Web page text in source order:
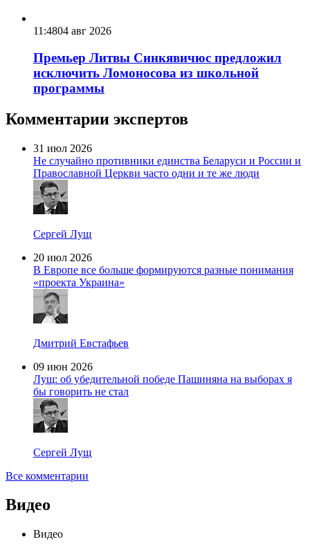
11:4804 авг 2026
Премьер Литвы Синкявичюс предложил
исключить Ломоносова из школьной
программы
Комментарии экспертов
31 июл 2026
Не случайно противники единства Беларуси и России и
Православной Церкви часто одни и те же люди
Сергей Лущ
20 июл 2026
В Европе все больше формируются разные понимания
«проекта Украина»
Дмитрий Евстафьев
09 июн 2026
Лущ: об убедительной победе Пашиняна на выборах я
бы говорить не стал
Сергей Лущ
Все комментарии
Видео
Видео